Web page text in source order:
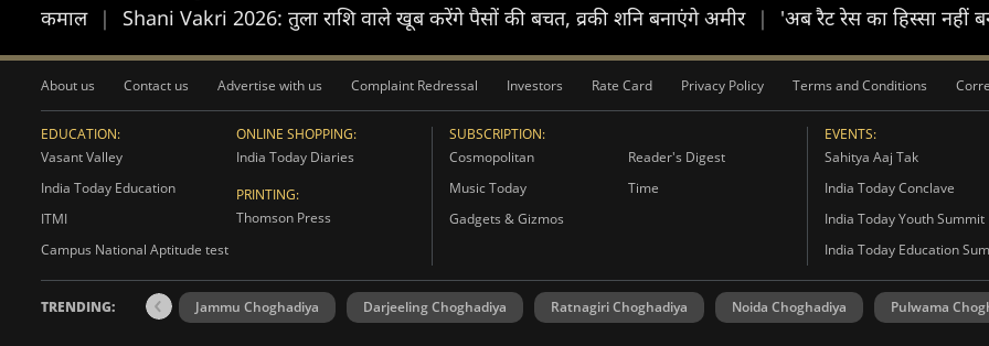
कमाल | Shani Vakri 2026: तुला राशि वाले खूब करेंगे पैसों की बचत, व्रकी शनि बनाएंगे अमीर | 'अब रैट रेस का हिस्सा नहीं
About us Contact us Advertise with us Complaint Redressal Investors Rate Card Privacy Policy Terms and Conditions
EDUCATION:
Vasant Valley
India Today Education
ITMI
Campus National Aptitude test
ONLINE SHOPPING:
India Today Diaries
PRINTING:
Thomson Press
SUBSCRIPTION:
Cosmopolitan
Reader's Digest
Music Today
Time
Gadgets & Gizmos
EVENTS:
Sahitya Aaj Tak
India Today Conclave
India Today Youth Summit
India Today Education
TRENDING: Jammu Choghadiya Darjeeling Choghadiya Ratnagiri Choghadiya Noida Choghadiya Pulwama